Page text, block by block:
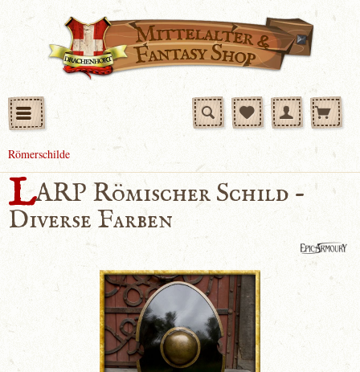
Römerschilde
LARP Römischer Schild -
Diverse Farben